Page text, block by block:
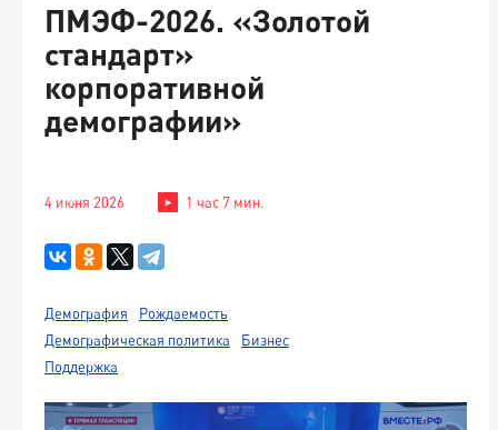
ПМЭФ-2026. «Золотой
стандарт»
корпоративной
демографии»
4 июня 2026 1 час 7 мин.
Демография
Рождаемость
Демографическая политика
Бизнес
Поддержка